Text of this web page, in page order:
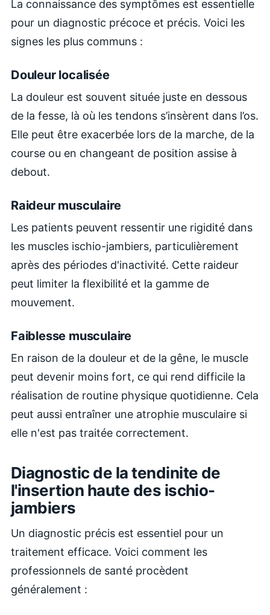
La connaissance des symptômes est essentielle
pour un diagnostic précoce et précis. Voici les
signes les plus communs :
Douleur localisée
La douleur est souvent située juste en dessous
de la fesse, là où les tendons s’insèrent dans l’os.
Elle peut être exacerbée lors de la marche, de la
course ou en changeant de position assise à
debout.
Raideur musculaire
Les patients peuvent ressentir une rigidité dans
les muscles ischio-jambiers, particulièrement
après des périodes d'inactivité. Cette raideur
peut limiter la flexibilité et la gamme de
mouvement.
Faiblesse musculaire
En raison de la douleur et de la gêne, le muscle
peut devenir moins fort, ce qui rend difficile la
réalisation de routine physique quotidienne. Cela
peut aussi entraîner une atrophie musculaire si
elle n'est pas traitée correctement.
Diagnostic de la tendinite de
l'insertion haute des ischio-
jambiers
Un diagnostic précis est essentiel pour un
traitement efficace. Voici comment les
professionnels de santé procèdent
généralement :